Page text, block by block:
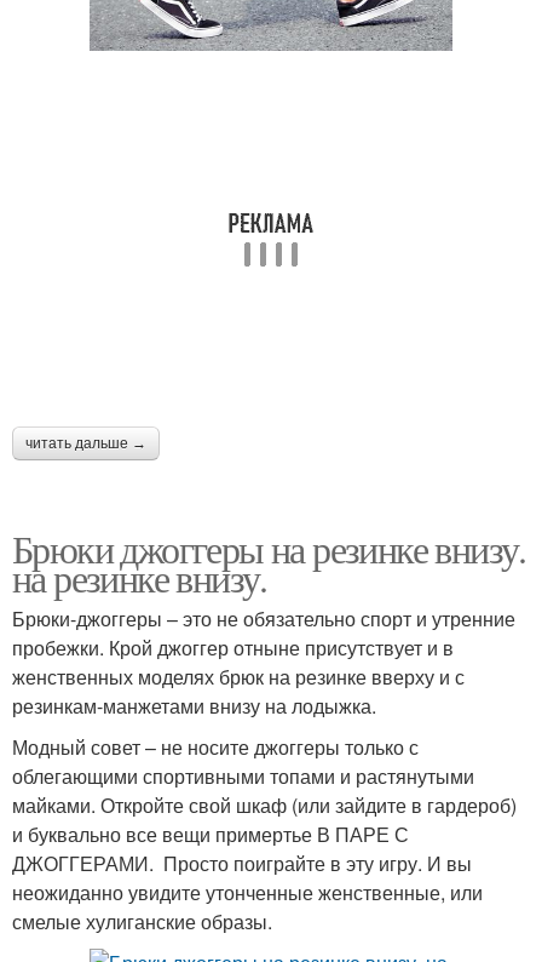
читать дальше →
Брюки джоггеры на резинке внизу.
на резинке внизу.
Брюки-джоггеры – это не обязательно спорт и утренние
пробежки. Крой джоггер отныне присутствует и в
женственных моделях брюк на резинке вверху и с
резинкам-манжетами внизу на лодыжка.
Модный совет – не носите джоггеры только с
облегающими спортивными топами и растянутыми
майками. Откройте свой шкаф (или зайдите в гардероб)
и буквально все вещи примертье В ПАРЕ С
ДЖОГГЕРАМИ. Просто поиграйте в эту игру. И вы
неожиданно увидите утонченные женственные, или
смелые хулиганские образы.